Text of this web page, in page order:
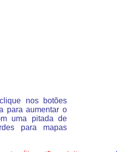
nos botões
para aumentar o
uma pitada de
para mapas